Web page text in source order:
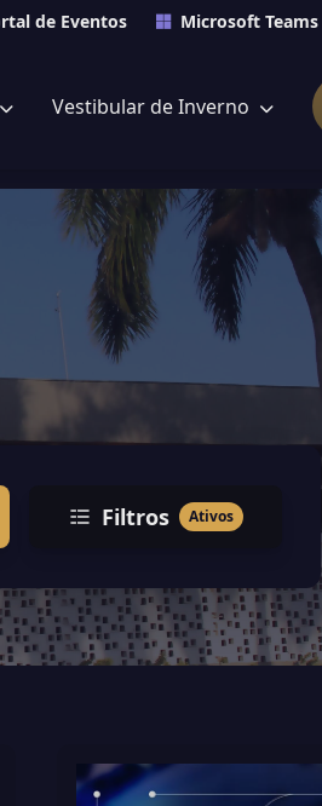
de Eventos Microsoft Teams
Vestibular de Inverno
Filtros Ativos